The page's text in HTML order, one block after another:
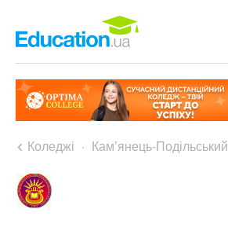
Коледжі Камʼянець-Подільський